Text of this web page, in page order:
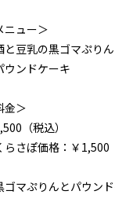
ニュー＞
と豆乳の黒ゴマぷり
ウンドケーキ
金＞
（税込）
さぽ価格：￥1,500
ゴマぷりんとパウン